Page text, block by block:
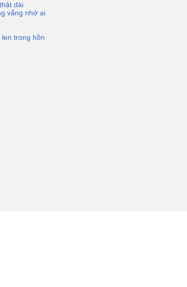
dài
vắng nhớ ai
trong hồn